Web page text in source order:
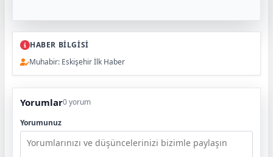
HABER BİLGİSİ
Muhabir: Eskişehir İlk Haber
Yorumlar0 yorum
Yorumunuz